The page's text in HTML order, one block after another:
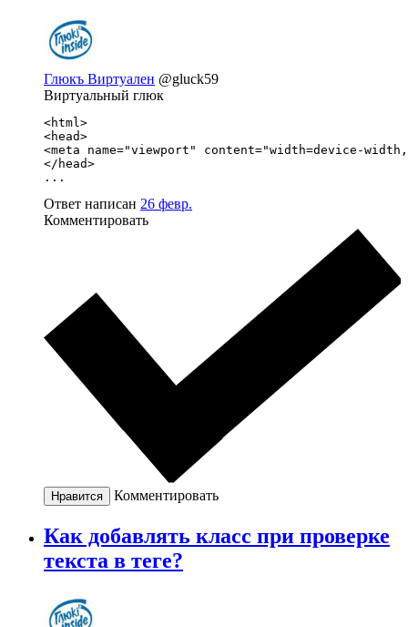
Глюкъ Виртуален @gluck59
Виртуальный глюк
<html>
<head>
<meta name="viewport" content="width=device-
</head>
...
Ответ написан 26 февр.
Комментировать
Нравится Комментировать
Как добавлять класс при проверке
текста в теге?